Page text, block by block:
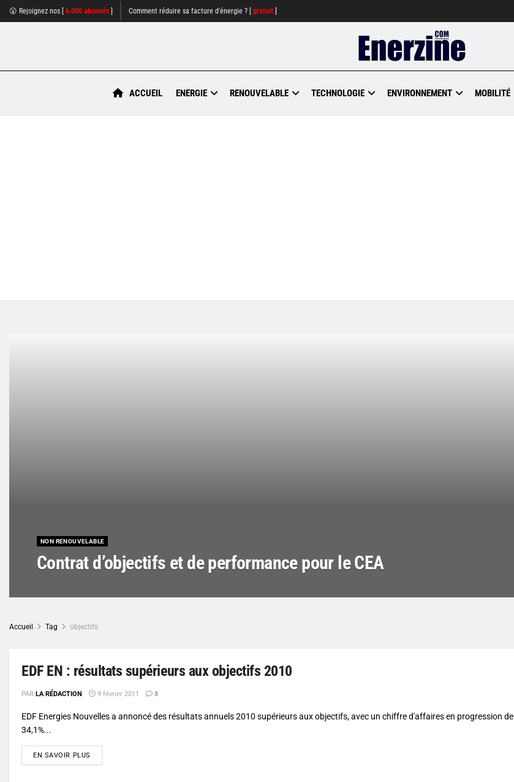
😮 Rejoignez nos [ 6.000 abonnés Comment réduire sa facture d'énergie ? [ gratuit
ACCUEIL ENERGIE RENOUVELABLE TECHNOLOGIE ENVIRONNEMENT MOBILITÉ
NON RENOUVELABLE
Contrat d’objectifs et de performance pour le CEA
Accueil Tag objectifs
EDF EN : résultats supérieurs aux objectifs 2010
PAR LA RÉDACTION 9 février 2011 8
EDF Energies Nouvelles a annoncé des résultats annuels 2010 supérieurs aux objectifs, avec un chiffre d'affaires en progression de
34,1%...
EN SAVOIR PLUS